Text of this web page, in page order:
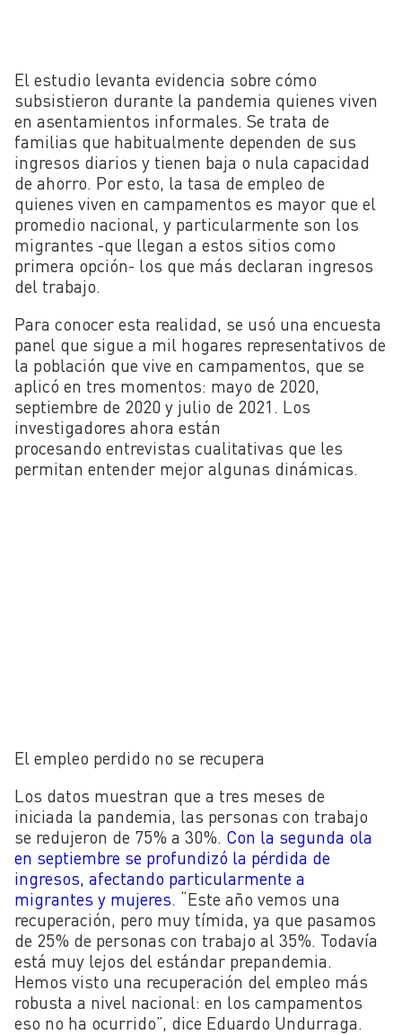
El estudio levanta evidencia sobre cómo
subsistieron durante la pandemia quienes viven
en asentamientos informales. Se trata de
familias que habitualmente dependen de sus
ingresos diarios y tienen baja o nula capacidad
de ahorro. Por esto, la tasa de empleo de
quienes viven en campamentos es mayor que el
promedio nacional, y particularmente son los
migrantes -que llegan a estos sitios como
primera opción- los que más declaran ingresos
del trabajo.
Para conocer esta realidad, se usó una encuesta
panel que sigue a mil hogares representativos de
la población que vive en campamentos, que se
aplicó en tres momentos: mayo de 2020,
septiembre de 2020 y julio de 2021. Los
investigadores ahora están
procesando entrevistas cualitativas que les
permitan entender mejor algunas dinámicas.
El empleo perdido no se recupera
Los datos muestran que a tres meses de
iniciada la pandemia, las personas con trabajo
se redujeron de 75% a 30%. Con la segunda ola
en septiembre se profundizó la pérdida de
ingresos, afectando particularmente a
migrantes y mujeres. “Este año vemos una
recuperación, pero muy tímida, ya que pasamos
de 25% de personas con trabajo al 35%. Todavía
está muy lejos del estándar prepandemia.
Hemos visto una recuperación del empleo más
robusta a nivel nacional: en los campamentos
eso no ha ocurrido”, dice Eduardo Undurraga.